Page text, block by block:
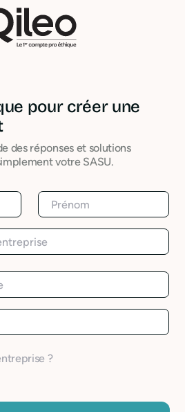
pour créer une
des réponses et solutions
votre SASU.
?